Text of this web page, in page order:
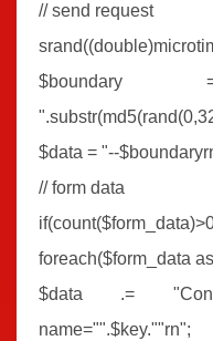
// send request
$boundary =
$data = "--
// form data
foreach($form_data
$data .=
name="".$key.""rn";